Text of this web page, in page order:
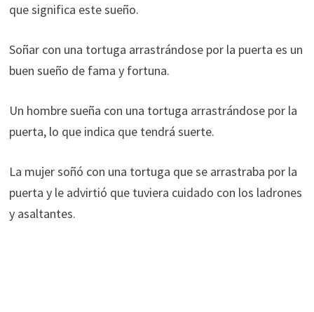
que significa este sueño.
Soñar con una tortuga arrastrándose por la puerta es un
buen sueño de fama y fortuna.
Un hombre sueña con una tortuga arrastrándose por la
puerta, lo que indica que tendrá suerte.
La mujer soñó con una tortuga que se arrastraba por la
puerta y le advirtió que tuviera cuidado con los ladrones
y asaltantes.